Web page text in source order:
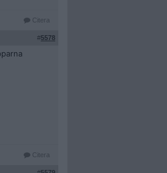
Citera
#5578
Citera